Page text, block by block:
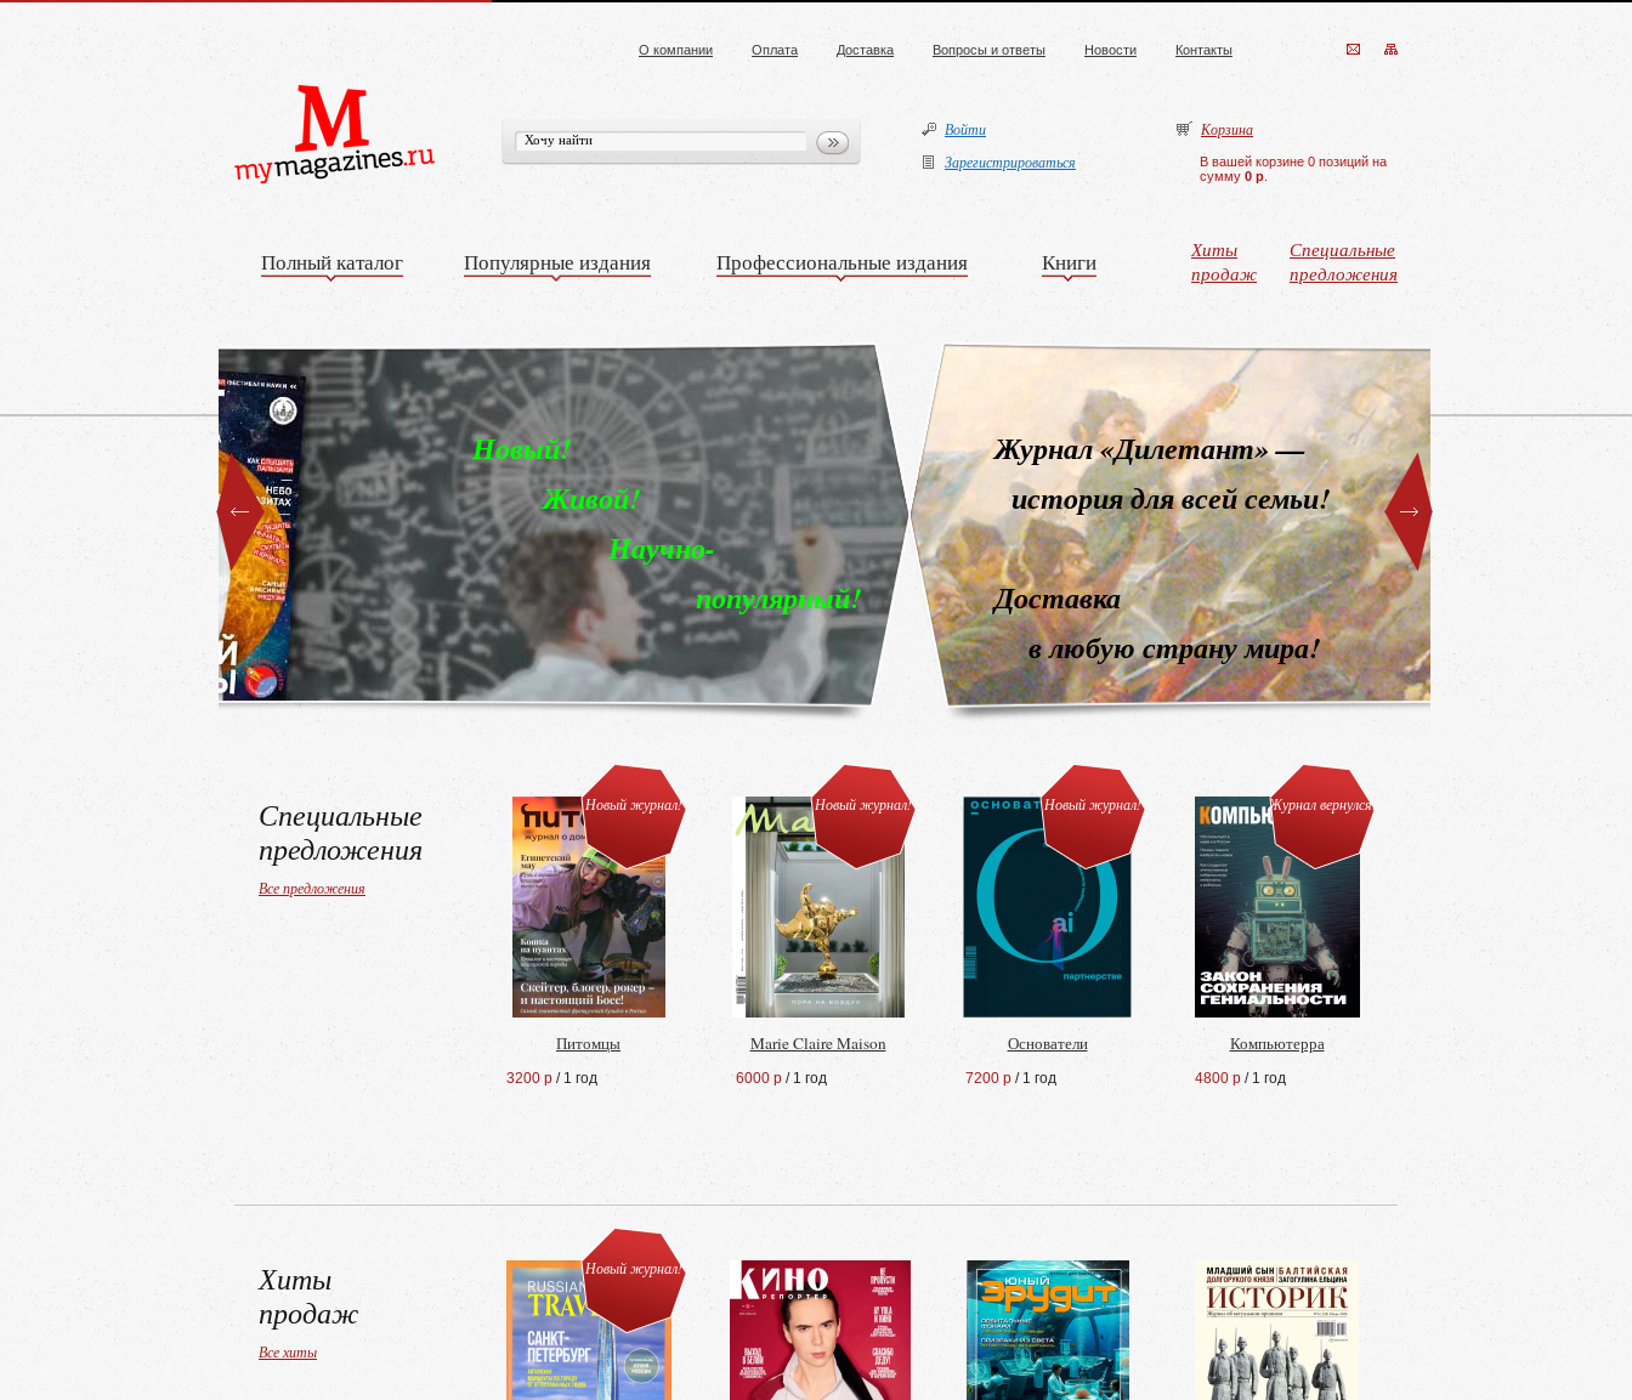
О компании Оплата Доставка Вопросы и ответы Новости Контакты
Войти
Зарегистрироваться
Корзина
В вашей корзине 0 позиций на
сумму 0 р
Полный каталог Популярные издания Профессиональные издания Книги
Хиты
продаж
Специальные
предложения
Журнал «Дилетант» —
история для всей семьи!
Доставка
в любую страну мира!
для
Специальные
предложения
Все предложения
Новый журнал!
Питомцы
3200 р / 1 год
Новый журнал!
Marie Claire Maison
6000 р / 1 год
Новый журнал!
Основатели
7200 р / 1 год
Журнал вернулся!
Компьютерра
4800 р / 1 год
Хиты
продаж
Все хиты
Новый журнал!